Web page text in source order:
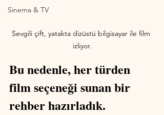
Sinema & TV
Sevgili çift, yatakta dizüstü bilgisayar ile film
izliyor.
Bu nedenle, her türden
film seçeneği sunan bir
rehber hazırladık.